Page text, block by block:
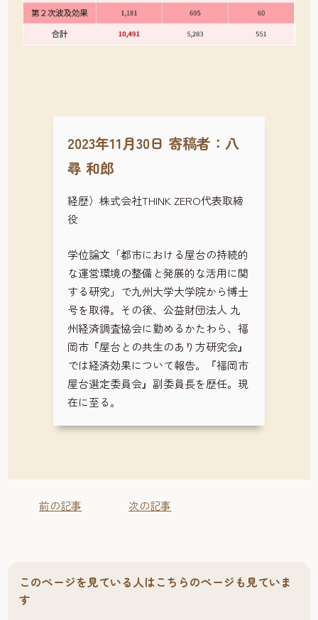
2023年11月30日 寄稿者：八
尋 和郎
経歴）株式会社THINK ZERO代表取締
役
学位論文「都市における屋台の持続的
な運営環境の整備と発展的な活用に関
する研究」で九州大学大学院から博士
号を取得。その後、公益財団法人 九
州経済調査協会に勤めるかたわら、福
岡市『屋台との共生のあり方研究会』
では経済効果について報告。『福岡市
屋台選定委員会』副委員長を歴任。現
在に至る。
前の記事 次の記事
このページを見ている人はこちらのページも見ていま
す